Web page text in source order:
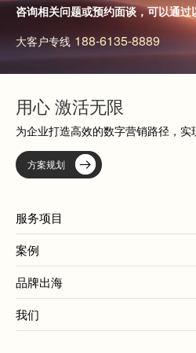
咨询相关问题或预约面谈，可以通
大客户专线 188-6135-8889
用心 激活无限
为企业打造高效的数字营销路径，实
方案规划
服务项目
案例
品牌出海
我们